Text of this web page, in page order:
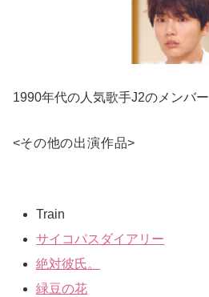
1990年代の人気歌手J2のメンバー
<その他の出演作品>
Train
サイコパスダイアリー
絶対彼氏。
緑豆の花